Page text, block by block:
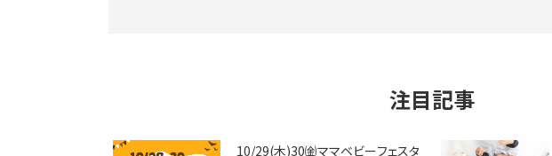
注目記事
10/29(木)30㈮ママベビーフェスタ